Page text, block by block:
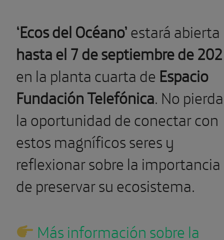
‘Ecos del Océano’estará abierta
hasta el 7 de septiembre de
en la planta cuarta de Espacio
Fundación Telefónica. No
la oportunidad de conectar con
estos magníficos seres y
reflexionar sobre la importancia
de preservar su ecosistema.
Más información sobre la